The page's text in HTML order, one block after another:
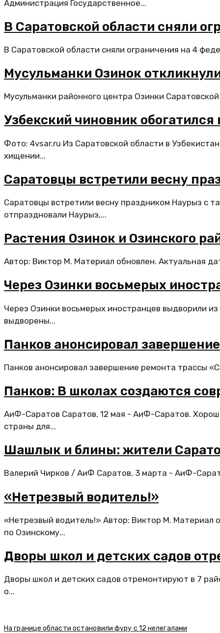
Администрация Государственное...
В Саратовской области сняли
В Саратовской области сняли ограничения на 4
Мусульманки Озинок
Мусульманки районного центра Озинки
Узбекский чиновник
Фото: 4vsar.ru Из Саратовской области в
хищении...
Саратовцы встретили весну
Саратовцы встретили весну праздником Наурыз с
отпраздновали Наурыз,...
Растения Озинок и Озинского
Автор: Виктор М. Материал обновлен. Актуальная
Через Озинки восьмерых
Через Озинки восьмерых иностранцев выдворили
выдворены...
Панков анонсировал
Панков анонсировал завершение ремонта трассы
Панков: В школах создаются
АиФ-Саратов Саратов, 12 мая - АиФ-Саратов.
страны для...
Шашлык и блины: жители
Валерий Чирков / АиФ Саратов, 3 марта - АиФ-
«Нетрезвый водитель!»
«Нетрезвый водитель!» Автор: Виктор М. Материал
по Озинскому...
Дворы школ и детских садов
Дворы школ и детских садов отремонтируют в 7
о...
На границе области остановили фуру с 12 нелегалами